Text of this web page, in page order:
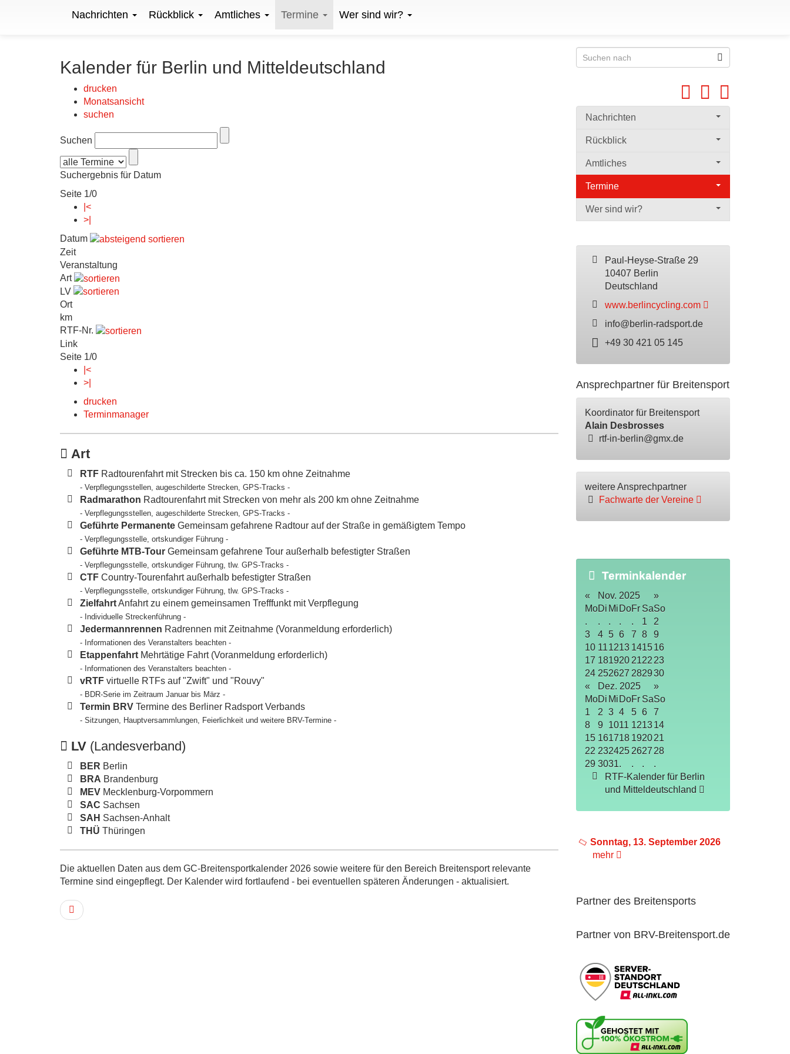
Nachrichten Rückblick Amtliches Termine Wer sind wir?
Kalender für Berlin und Mitteldeutschland
drucken
Monatsansicht
suchen
Suchen
Suchergebnis für Datum
Seite 1/0
|<
>|
Datum
Zeit
Veranstaltung
Art
LV
Ort
km
RTF-Nr.
Link
Seite 1/0
|<
>|
drucken
Terminmanager
Art
RTF Radtourenfahrt mit Strecken bis ca. 150 km ohne Zeitnahme
- Verpflegungsstellen, augeschilderte Strecken, GPS-Tracks -
Radmarathon Radtourenfahrt mit Strecken von mehr als 200 km ohne Zeitnahme
- Verpflegungsstellen, augeschilderte Strecken, GPS-Tracks -
Geführte Permanente Gemeinsam gefahrene Radtour auf der Straße in gemäßigtem Tempo
- Verpflegungsstelle, ortskundiger Führung -
Geführte MTB-Tour Gemeinsam gefahrene Tour außerhalb befestigter Straßen
- Verpflegungsstelle, ortskundiger Führung, tlw. GPS-Tracks -
CTF Country-Tourenfahrt außerhalb befestigter Straßen
- Verpflegungsstelle, ortskundiger Führung, tlw. GPS-Tracks -
ZielfahrtAnfahrt zu einem gemeinsamen Trefffunkt mit Verpflegung
- Individuelle Streckenführung -
Jedermannrennen Radrennen mit Zeitnahme (Voranmeldung erforderlich)
- Informationen des Veranstalters beachten -
Etappenfahrt Mehrtätige Fahrt (Voranmeldung erforderlich)
- Informationen des Veranstalters beachten -
vRTF virtuelle RTFs auf "Zwift" und "Rouvy"
- BDR-Serie im Zeitraum Januar bis März -
Termin BRV Termine des Berliner Radsport Verbands
- Sitzungen, Hauptversammlungen, Feierlichkeit und weitere BRV-Termine -
LV (Landesverband)
BER Berlin
BRA Brandenburg
MEV Mecklenburg-Vorpommern
SAC Sachsen
SAH Sachsen-Anhalt
THÜ Thüringen
Die aktuellen Daten aus dem GC-Breitensportkalender 2026 sowie weitere für den Bereich Breitensport relevante
Termine sind eingepflegt. Der Kalender wird fortlaufend - bei eventuellen späteren Änderungen - aktualisiert.
Nachrichten
Rückblick
Amtliches
Termine
Wer sind wir?
Paul-Heyse-Straße 29
10407 Berlin
Deutschland
www.berlincycling.com
info@berlin-radsport.de
+49 30 421 05 145
Ansprechpartner für Breitensport
Koordinator für Breitensport
Alain Desbrosses
rtf-in-berlin@gmx.de
weitere Ansprechpartner
Fachwarte der Vereine
Terminkalender
« Nov. 2025
»
MoDi Mi DoFr SaSo
.
. . . . 1
2
3
4 5 6 7 8
9
10 111213 1415 16
17 181920 2122 23
24 252627 282930
«
Dez. 2025
»
MoDi Mi DoFr SaSo
1
2 3 4 5 6
7
8
9 1011 1213 14
15 161718 1920 21
22 232425 2627 28
29 3031. . .
.
RTF-Kalender für Berlin
und Mitteldeutschland
Sonntag, 13. September 2026
mehr
Partner des Breitensports
Partner von BRV-Breitensport.de